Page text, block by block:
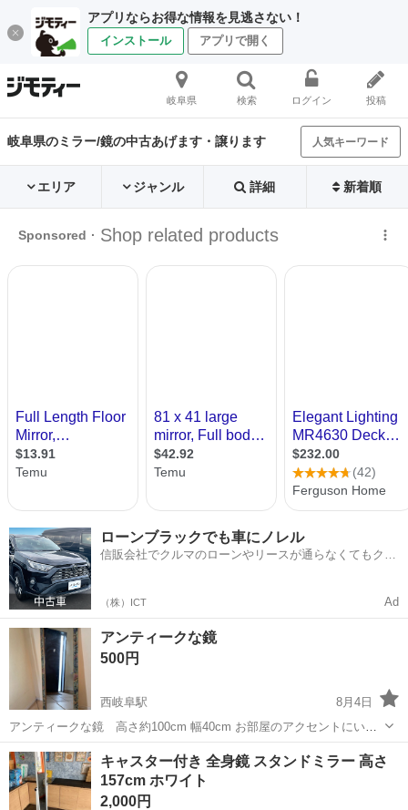
アプリならお得な情報を見逃さない！
インストール アプリで開く
岐阜県 検索 ログイン 投稿
岐阜県のミラー/鏡の中古あげます・譲ります 人気キーワード
エリア ジャンル 詳細 新着順
ローンブラックでも車にノレル
信販会社でクルマのローンやリースが通らなくてもクル
（株）ICT Ad
アンティークな鏡
500円
西岐阜駅
8月4日
アンティークな鏡 高さ約100cm 幅40cm お部屋のアクセントにいか
がですか？
岐阜 岐阜市 西岐阜駅 ミラー/鏡 アンティーク
キャスター付き 全身鏡 スタンドミラー 高さ
157cm ホワイト
2,000円